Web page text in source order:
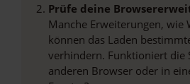
Prüfe deine
Manche Erweiterungen, wie
können das Laden
verhindern. Funktioniert die
anderen Browser oder in